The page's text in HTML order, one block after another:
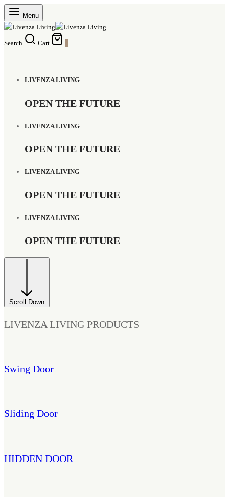
Menu
Search Cart
LIVENZA LIVING
OPEN THE FUTURE
LIVENZA LIVING
OPEN THE FUTURE
LIVENZA LIVING
OPEN THE FUTURE
LIVENZA LIVING
OPEN THE FUTURE
Scroll Down
LIVENZA LIVING PRODUCTS
Swing Door
Sliding Door
HIDDEN DOOR